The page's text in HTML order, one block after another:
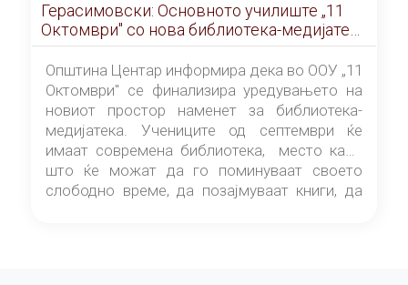
Герасимовски: Основното училиште „11
Октомври" со нова библиотека-медијатека
од септември
Општина Центар информира дека во ООУ „11
Октомври" се финализира уредувањето на
новиот простор наменет за библиотека-
медијатека. Учениците од септември ќе
имаат современа библиотека, место каде
што ќе можат да го поминуваат своето
слободно време, да позајмуваат книги, да